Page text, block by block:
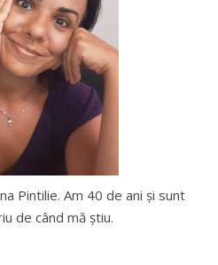
Pintilie. Am 40 de ani şi sunt
de când mă ştiu.